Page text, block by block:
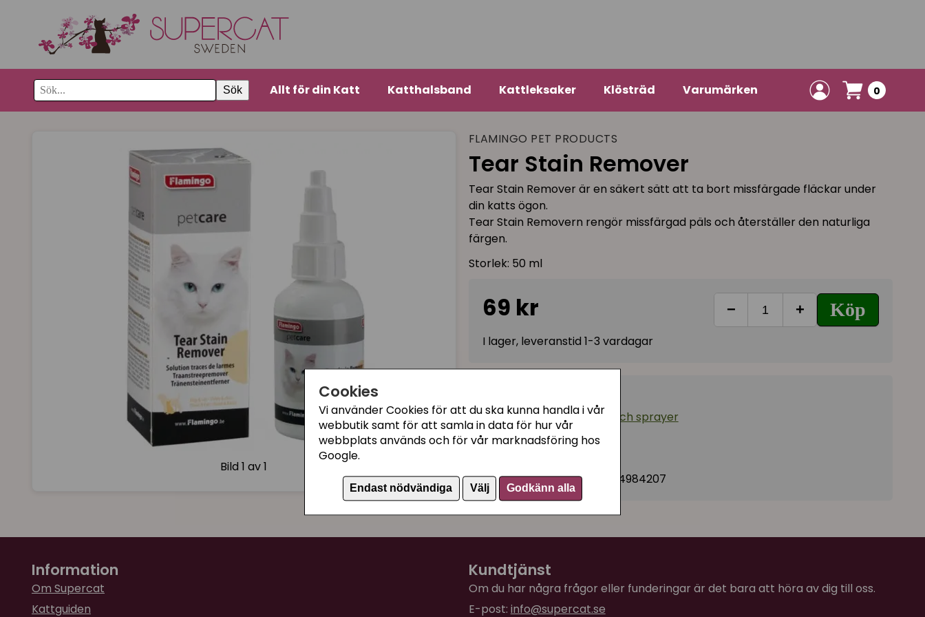
Cookies
Vi använder Cookies för att du ska kunna handla i vår
webbutik samt för att samla in data för hur vår
webbplats används och för vår marknadsföring hos
Google.
Endast nödvändiga Välj Godkänn alla
Sök Allt för din Katt Katthalsband Kattleksaker Klösträd Varumärken 0
Bild1 av 1
FLAMINGO PET PRODUCTS
Tear Stain Remover
Tear Stain Remover är en säkert sätt att ta bort missfärgade fläckar under
din katts ögon.
Tear Stain Removern rengör missfärgad päls och återställer den naturliga
färgen.
Storlek: 50 ml
69 kr − + Köp
I lager, leveranstid 1-3 vardagar
Kattschampon, balsam och sprayer
Kattutställning
Artikelnummer:5400274984207
Information
Om Supercat
Kattguiden
Kundtjänst
Om du har några frågor eller funderingar är det bara att höra av dig till oss.
E-post: info@supercat.se